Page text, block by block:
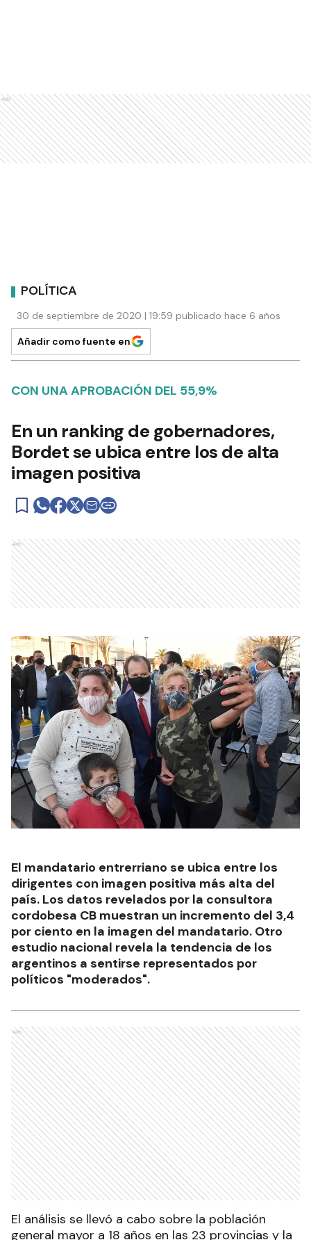
Ads
POLÍTICA
30 de septiembre de 2020 | 19:59 publicado hace 6 años
Añadir como fuente en
CON UNA APROBACIÓN DEL 55,9%
En un ranking de gobernadores,
Bordet se ubica entre los de alta
imagen positiva
Ads
El mandatario entrerriano se ubica entre los
dirigentes con imagen positiva más alta del
país. Los datos revelados por la consultora
cordobesa CB muestran un incremento del 3,4
por ciento en la imagen del mandatario. Otro
estudio nacional revela la tendencia de los
argentinos a sentirse representados por
políticos "moderados".
Ads
El análisis se llevó a cabo sobre la población
general mayor a 18 años en las 23 provincias y la